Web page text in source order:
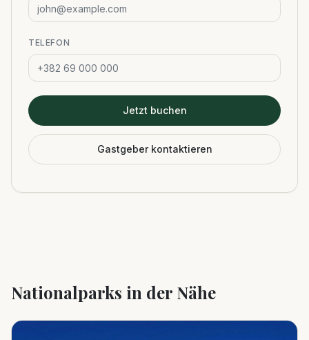
TELEFON
Jetzt buchen
Gastgeber kontaktieren
Nationalparks in der Nähe